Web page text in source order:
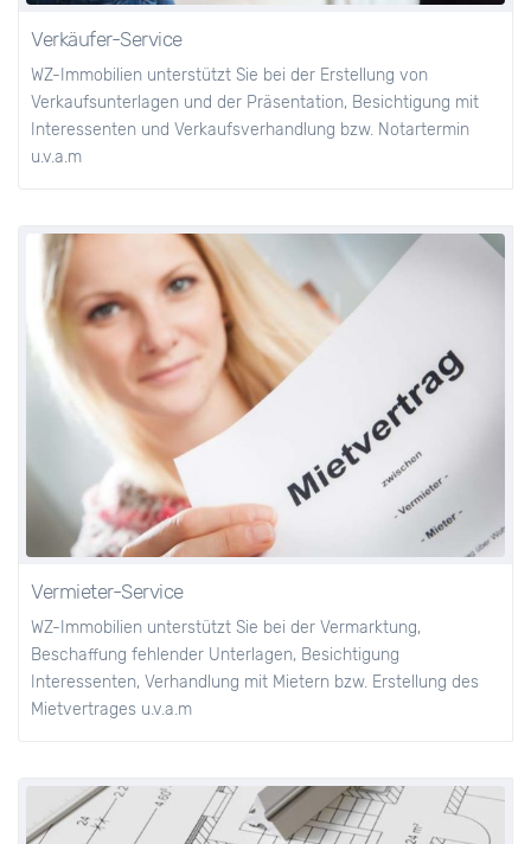
Verkäufer-Service
WZ-Immobilien unterstützt Sie bei der Erstellung von
Verkaufsunterlagen und der Präsentation, Besichtigung mit
Interessenten und Verkaufsverhandlung bzw. Notartermin
u.v.a.m
Vermieter-Service
WZ-Immobilien unterstützt Sie bei der Vermarktung,
Beschaffung fehlender Unterlagen, Besichtigung
Interessenten, Verhandlung mit Mietern bzw. Erstellung des
Mietvertrages u.v.a.m